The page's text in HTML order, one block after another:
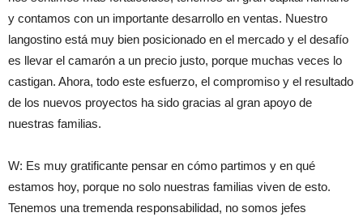
y contamos con un importante desarrollo en ventas. Nuestro
langostino está muy bien posicionado en el mercado y el desafío
es llevar el camarón a un precio justo, porque muchas veces lo
castigan. Ahora, todo este esfuerzo, el compromiso y el resultado
de los nuevos proyectos ha sido gracias al gran apoyo de
nuestras familias.
W: Es muy gratificante pensar en cómo partimos y en qué
estamos hoy, porque no solo nuestras familias viven de esto.
Tenemos una tremenda responsabilidad, no somos jefes